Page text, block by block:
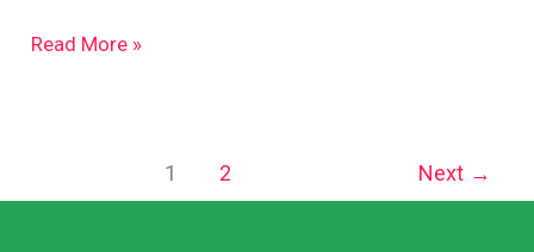
Read More »
1 2 Next →